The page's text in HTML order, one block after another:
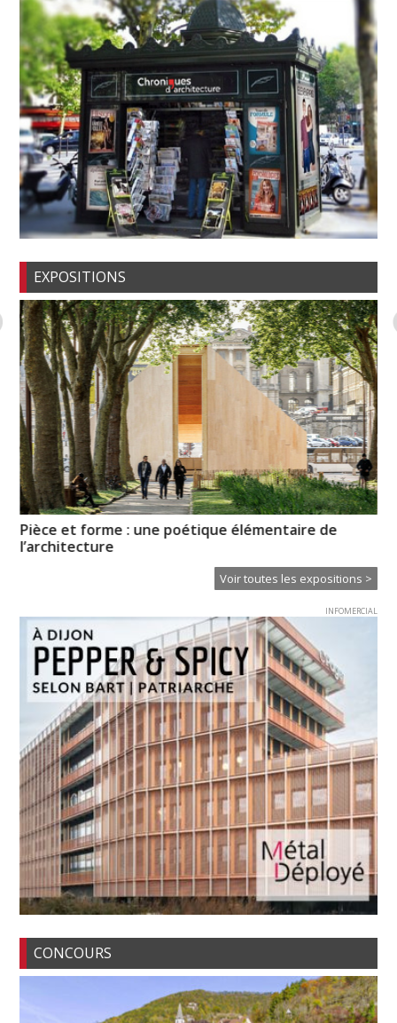
EXPOSITIONS
Pièce et forme : une poétique élémentaire de
l’architecture
Voir toutes les expositions >
INFOMERCIAL
CONCOURS